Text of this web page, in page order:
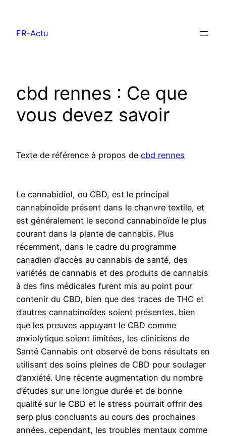
contenu
FR-Actu
cbd rennes : Ce que
vous devez savoir
Texte de référence à propos de cbd rennes
Le cannabidiol, ou CBD, est le principal
cannabinoïde présent dans le chanvre textile, et
est généralement le second cannabinoïde le plus
courant dans la plante de cannabis. Plus
récemment, dans le cadre du programme
canadien d’accès au cannabis de santé, des
variétés de cannabis et des produits de cannabis
à des fins médicales furent mis au point pour
contenir du CBD, bien que des traces de THC et
d’autres cannabinoïdes soient présentes. bien
que les preuves appuyant le CBD comme
anxiolytique soient limitées, les cliniciens de
Santé Cannabis ont observé de bons résultats en
utilisant des soins pleines de CBD pour soulager
d’anxiété. Une récente augmentation du nombre
d’études sur une longue durée et de bonne
qualité sur le CBD et le stress pourrait offrir des
serp plus concluants au cours des prochaines
années. cependant, les troubles mentaux comme